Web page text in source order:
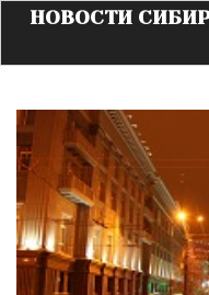
НОВОСТИ